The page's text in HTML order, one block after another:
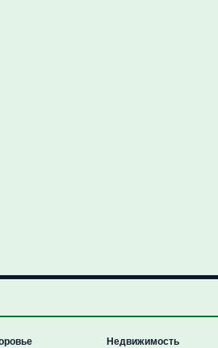
Недвижимость